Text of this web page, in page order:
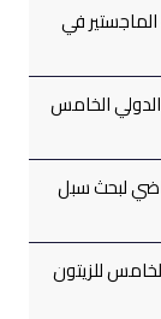
في
الخامس
لبحث سبل
للزيتون